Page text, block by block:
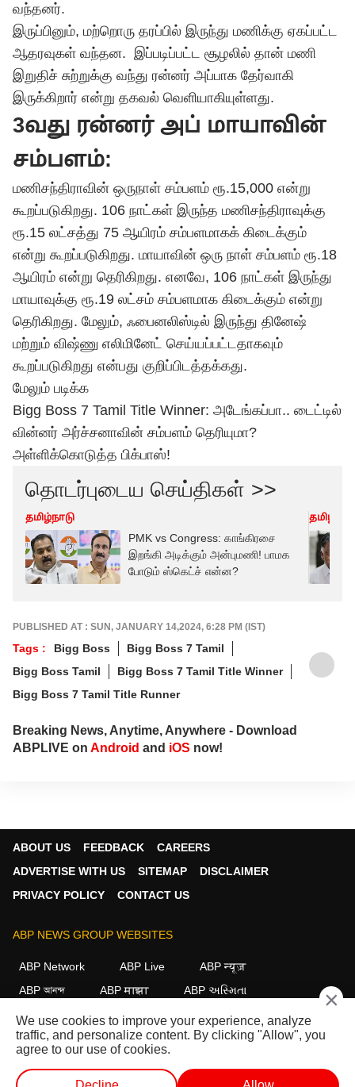
வந்தனர்.
இருப்பினும், மற்றொரு தரப்பில் இருந்து மணிக்கு ஏகப்பட்ட
ஆதரவுகள் வந்தன. இப்படிப்பட்ட சூழலில் தான் மணி
இறுதிச் சுற்றுக்கு வந்து ரன்னர் அப்பாக தேர்வாகி
இருக்கிறார் என்று தகவல் வெளியாகியுள்ளது.
3வது ரன்னர் அப் மாயாவின்
சம்பளம்:
மணிசந்திராவின் ஒருநாள் சம்பளம் ரூ.15,000 என்று
கூறப்படுகிறது. 106 நாட்கள் இருந்த மணிசந்திராவுக்கு
ரூ.15 லட்சத்து 75 ஆயிரம் சம்பளமாகக் கிடைக்கும்
என்று கூறப்படுகிறது. மாயாவின் ஒரு நாள் சம்பளம் ரூ.18
ஆயிரம் என்று தெரிகிறது. எனவே, 106 நாட்கள் இருந்து
மாயாவுக்கு ரூ.19 லட்சம் சம்பளமாக கிடைக்கும் என்று
தெரிகிறது. மேலும், ஃபைனலிஸ்டில் இருந்து தினேஷ்
மற்றும் விஷ்ணு எலிமினேட் செய்யப்பட்டதாகவும்
கூறப்படுகிறது என்பது குறிப்பிடத்தக்கது.
மேலும் படிக்க
Bigg Boss 7 Tamil Title Winner: அடேங்கப்பா.. டைட்டில்
வின்னர் அர்ச்சனாவின் சம்பளம் தெரியுமா?
அள்ளிக்கொடுத்த பிக்பாஸ்!
தொடர்புடைய செய்திகள் >>
தமிழ்நாடு
PMK vs Congress: காங்கிரசை
இறங்கி அடிக்கும் அன்புமணி! பாமக
போடும் ஸ்கெட்ச் என்ன?
PUBLISHED AT : SUN, JANUARY 14,2024, 6:28 PM (IST)
Tags : Bigg Boss
Bigg Boss 7 Tamil
Bigg Boss Tamil
Bigg Boss 7 Tamil Title Winner
Bigg Boss 7 Tamil Title Runner
Breaking News, Anytime, Anywhere - Download
ABPLIVE on Android and iOS now!
ABOUT US FEEDBACK
CAREERS
ADVERTISE WITH US
SITEMAP
DISCLAIMER
PRIVACY POLICY
CONTACT US
ABP NEWS GROUP WEBSITES
ABP Network ABP Live
ABP न्यूज़
ABP আনন্দ
ABP माझा
ABP અસ્મિતા
ABP Ganga
ABP ਸਾਂਝਾ ABP நாடு ABP దేశం
FOLLOW US
×
We use cookies to improve your experience, analyze
traffic, and personalize content. By clicking "Allow", you
agree to our use of cookies.